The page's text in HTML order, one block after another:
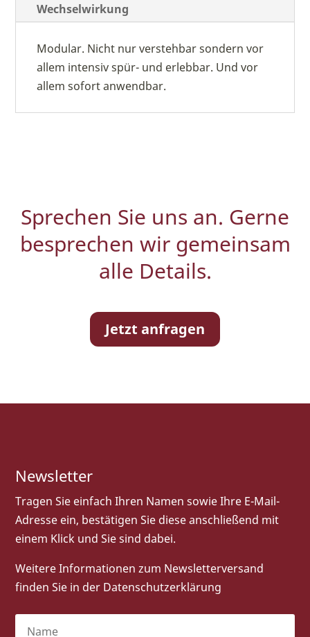
Wechselwirkung
Modular. Nicht nur verstehbar sondern vor
allem intensiv spür- und erlebbar. Und vor
allem sofort anwendbar.
Sprechen Sie uns an. Gerne
besprechen wir gemeinsam
alle Details.
Jetzt anfragen
Newsletter
Tragen Sie einfach Ihren Namen sowie Ihre E-Mail-
Adresse ein, bestätigen Sie diese anschließend mit
einem Klick und Sie sind dabei.
Weitere Informationen zum Newsletterversand
finden Sie in der Datenschutzerklärung